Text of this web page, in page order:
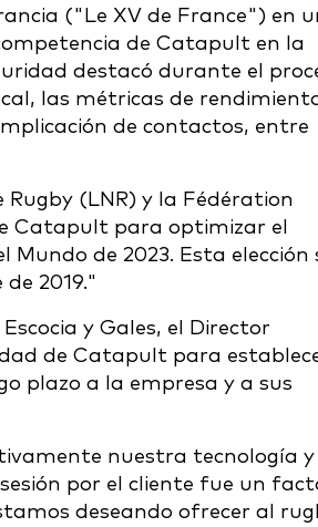
("Le XV de France") en
de Catapult en la
destacó durante el
las métricas de
de contactos, entre
(LNR) y la Fédération
Catapult para optimizar el
de 2023. Esta elección
2019."
y Gales, el Director
de Catapult para
plazo a la empresa y a sus
nuestra tecnología y
por el cliente fue un
deseando ofrecer al